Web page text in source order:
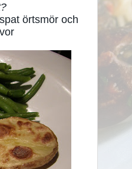
örtsmör och